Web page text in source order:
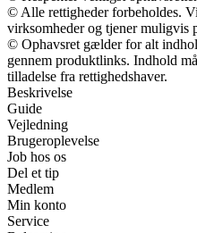
© Alle rettigheder forbeholdes.
virksomheder og tjener muligvis
© Ophavsret gælder for alt
gennem produktlinks. Indhold
tilladelse fra rettighedshaver.
Beskrivelse
Guide
Vejledning
Brugeroplevelse
Job hos os
Del et tip
Medlem
Min konto
Service